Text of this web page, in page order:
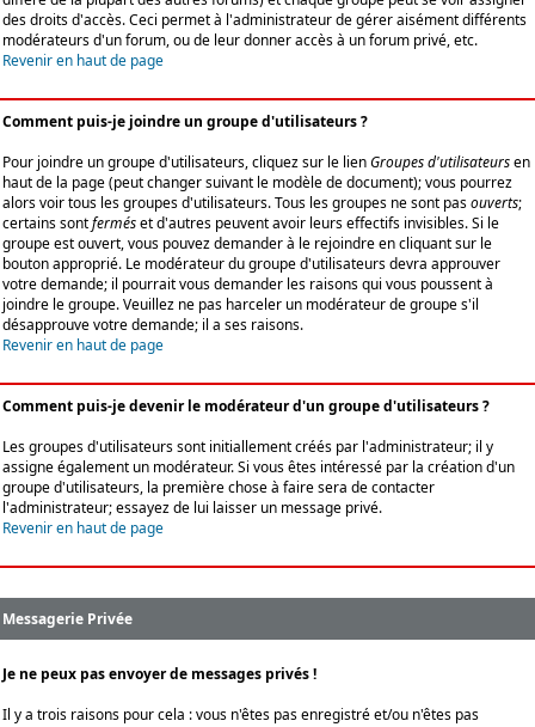
des droits d'accès. Ceci permet à l'administrateur de gérer aisément différents
modérateurs d'un forum, ou de leur donner accès à un forum privé, etc.
Revenir en haut de page
Comment puis-je joindre un groupe d'utilisateurs ?
Pour joindre un groupe d'utilisateurs, cliquez sur le lienGroupes d'utilisateursen
haut de la page (peut changer suivant le modèle de document); vous pourrez
alors voir tous les groupes d'utilisateurs. Tous les groupes ne sont pasouverts;
certains sontferméset d'autres peuvent avoir leurs effectifs invisibles. Si le
groupe est ouvert, vous pouvez demander à le rejoindre en cliquant sur le
bouton approprié. Le modérateur du groupe d'utilisateurs devra approuver
votre demande; il pourrait vous demander les raisons qui vous poussent à
joindre le groupe. Veuillez ne pas harceler un modérateur de groupe s'il
désapprouve votre demande; il a ses raisons.
Revenir en haut de page
Comment puis-je devenir le modérateur d'un groupe d'utilisateurs ?
Les groupes d'utilisateurs sont initiallement créés par l'administrateur; il y
assigne également un modérateur. Si vous êtes intéressé par la création d'un
groupe d'utilisateurs, la première chose à faire sera de contacter
l'administrateur; essayez de lui laisser un message privé.
Revenir en haut de page
Messagerie Privée
Je ne peux pas envoyer de messages privés !
Il y a trois raisons pour cela : vous n'êtes pas enregistré et/ou n'êtes pas